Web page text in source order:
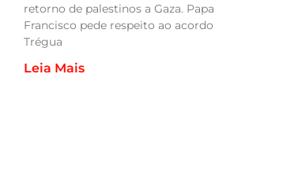
retorno de palestinos a Gaza. Papa
Francisco pede respeito ao acordo
Trégua
Leia Mais